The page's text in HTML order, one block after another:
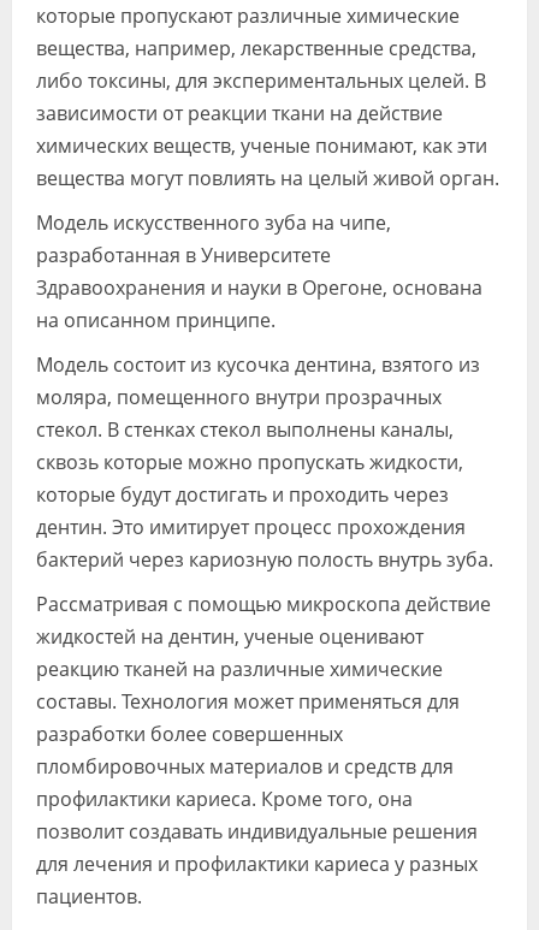
которые пропускают различные химические
вещества, например, лекарственные средства,
либо токсины, для экспериментальных целей. В
зависимости от реакции ткани на действие
химических веществ, ученые понимают, как эти
вещества могут повлиять на целый живой орган.
Модель искусственного зуба на чипе,
разработанная в Университете
Здравоохранения и науки в Орегоне, основана
на описанном принципе.
Модель состоит из кусочка дентина, взятого из
моляра, помещенного внутри прозрачных
стекол. В стенках стекол выполнены каналы,
сквозь которые можно пропускать жидкости,
которые будут достигать и проходить через
дентин. Это имитирует процесс прохождения
бактерий через кариозную полость внутрь зуба.
Рассматривая с помощью микроскопа действие
жидкостей на дентин, ученые оценивают
реакцию тканей на различные химические
составы. Технология может применяться для
разработки более совершенных
пломбировочных материалов и средств для
профилактики кариеса. Кроме того, она
позволит создавать индивидуальные решения
для лечения и профилактики кариеса у разных
пациентов.